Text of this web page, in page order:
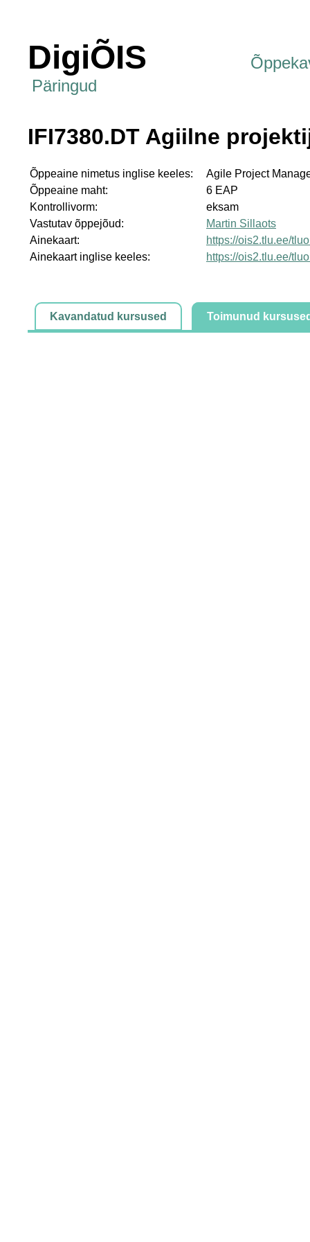
DigiÕIS
Päringud
IFI7380.DT Agiilne
Õppeaine nimetus inglise keeles:
Agile Project
Õppeaine maht:
6 EAP
Kontrollivorm:
eksam
Vastutav õppejõud:
Martin Sillaots
Ainekaart:
https://ois2.tlu.ee/
Ainekaart inglise keeles:
https://ois2.tlu.ee/
Kavandatud kursused Toimunud